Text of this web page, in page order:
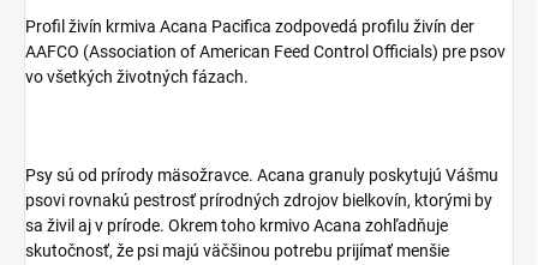
Profil živín krmiva Acana Pacifica zodpovedá profilu živín der
AAFCO (Association of American Feed Control Officials) pre psov
vo všetkých životných fázach.
Psy sú od prírody mäsožravce. Acana granuly poskytujú Vášmu
psovi rovnakú pestrosť prírodných zdrojov bielkovín, ktorými by
sa živil aj v prírode. Okrem toho krmivo Acana zohľadňuje
skutočnosť, že psi majú väčšinou potrebu prijímať menšie